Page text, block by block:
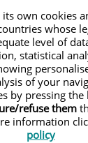
Ballesta
CAP/A DE SERVEI
GENERAL I
Demanar Cita
own cookies
whose
level of
statistical
of your
by pressing
refuse them
information
policy